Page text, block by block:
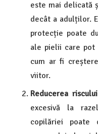
este mai delicată
decât a adulților.
protecție poate
ale pielii care pot
cum ar fi
viitor.
Reducerea
excesivă la
copilăriei